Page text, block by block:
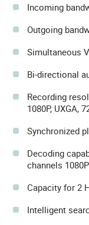
Incoming
Outgoing
Simultaneous
Bi-directional
Recording
1080P, UXGA,
Synchronized
Decoding
channels
Capacity for 2
Intelligent